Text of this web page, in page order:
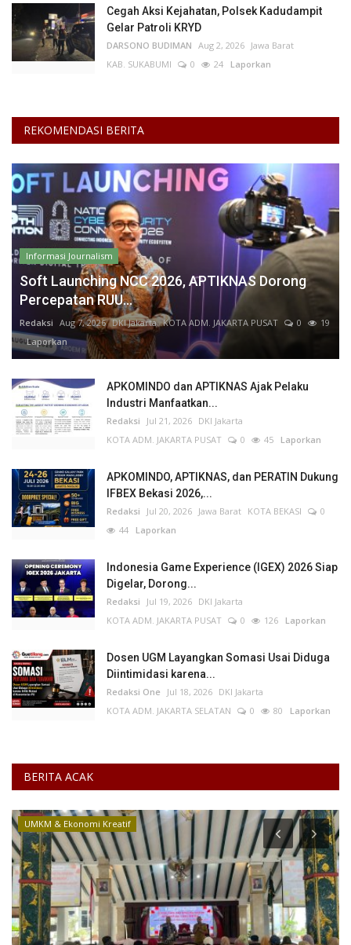
Cegah Aksi Kejahatan, Polsek Kadudampit
Gelar Patroli KRYD
DARSONO BUDIMAN Aug 2, 2026 Jawa Barat
KAB. SUKABUMI
0 24 Laporkan
REKOMENDASI BERITA
Informasi Journalism
Soft Launching NCC 2026, APTIKNAS Dorong
Percepatan RUU...
Redaksi Aug 7, 2026 DKI Jakarta KOTA ADM. JAKARTA PUSAT 0
19
Laporkan
APKOMINDO dan APTIKNAS Ajak Pelaku
Industri Manfaatkan...
Redaksi Jul 21, 2026 DKI Jakarta
KOTA ADM. JAKARTA PUSAT
0 45 Laporkan
APKOMINDO, APTIKNAS, dan PERATIN Dukung
IFBEX Bekasi 2026,...
Redaksi Jul 20, 2026 Jawa Barat KOTA BEKASI
0
44 Laporkan
Indonesia Game Experience (IGEX) 2026 Siap
Digelar, Dorong...
Redaksi Jul 19, 2026 DKI Jakarta
KOTA ADM. JAKARTA PUSAT
0 126 Laporkan
Dosen UGM Layangkan Somasi Usai Diduga
Diintimidasi karena...
Redaksi One Jul 18, 2026 DKI Jakarta
KOTA ADM. JAKARTA SELATAN
0 80 Laporkan
BERITA ACAK
UMKM & Ekonomi Kreatif